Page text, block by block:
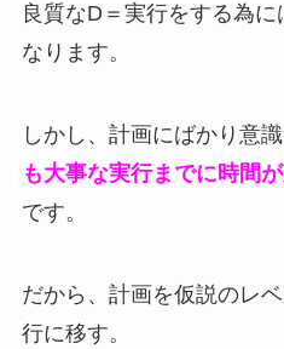
良質なD＝実行をする為
なります。
しかし、計画にばかり意
も大事な実行までに時間
です。
だから、計画を仮説のレ
行に移す。